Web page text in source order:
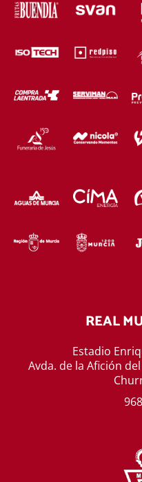
REAL
Estadio
Avda. de la Afición